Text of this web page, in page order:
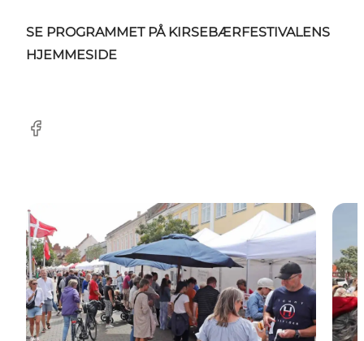
SE PROGRAMMET PÅ KIRSEBÆRFESTIVALENS
HJEMMESIDE
Facebook